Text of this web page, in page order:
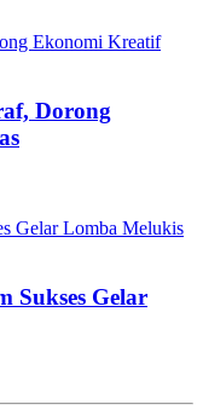
Dorong
Sukses Gelar